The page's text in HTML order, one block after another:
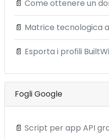
📄 Come ottenere un
📄 Matrice tecnologica
📄 Esporta i profili
Fogli Google
📄 Script per app API